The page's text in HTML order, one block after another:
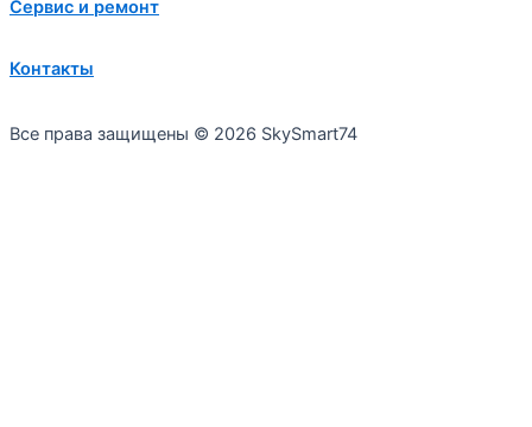
Сервис и ремонт
Контакты
Все права защищены © 2026 SkySmart74